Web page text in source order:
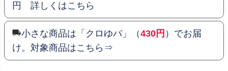
円 詳しくはこちら
小さな商品は「クロゆパ」（430円 ）でお届
け。対象商品はこちら⇒